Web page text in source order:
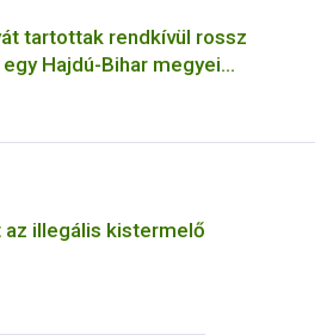
tartottak rendkívül rossz
Hajdú-Bihar megyei
az illegális kistermelő